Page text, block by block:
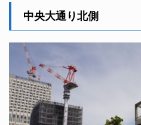
中央大通り北側